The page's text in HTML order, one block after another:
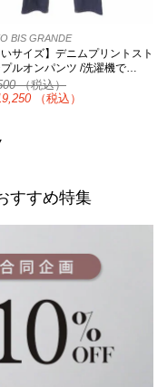
BIS GRANDE
いサイズ】デニムプリントスト
ルオンパンツ /洗濯機で…
（税込）
（税込）
すすめ特集